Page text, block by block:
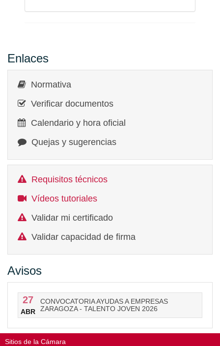
Enlaces
Normativa
Verificar documentos
Calendario y hora oficial
Quejas y sugerencias
Requisitos técnicos
Vídeos tutoriales
Validar mi certificado
Validar capacidad de firma
Avisos
27
ABR
CONVOCATORIA AYUDAS A EMPRESAS
ZARAGOZA - TALENTO JOVEN 2026
Sitios de la Cámara